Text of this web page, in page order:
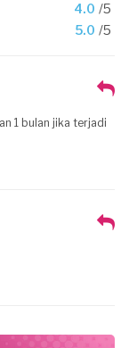
4.0 /5
5.0 /5
1 bulan jika terjadi